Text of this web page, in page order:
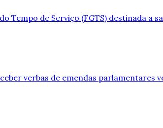
Tempo de Serviço (FGTS) destinada a
verbas de emendas parlamentares